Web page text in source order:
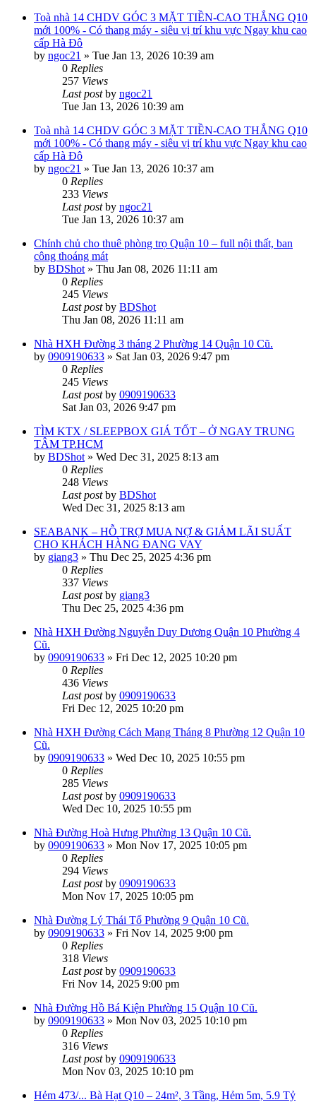
Toà nhà 14 CHDV GÓC 3 MẶT TIỀN-CAO THẮNG Q10
mới 100% - Có thang máy - siêu vị trí khu vực Ngay khu cao
cấp Hà Đô
by ngoc21 » Tue Jan 13, 2026 10:39 am
0 Replies
257 Views
Last postby ngoc21
Tue Jan 13, 2026 10:39 am
Toà nhà 14 CHDV GÓC 3 MẶT TIỀN-CAO THẮNG Q10
mới 100% - Có thang máy - siêu vị trí khu vực Ngay khu cao
cấp Hà Đô
by ngoc21 » Tue Jan 13, 2026 10:37 am
0 Replies
233 Views
Last postby ngoc21
Tue Jan 13, 2026 10:37 am
Chính chủ cho thuê phòng trọ Quận 10 – full nội thất, ban
công thoáng mát
by BDShot » Thu Jan 08, 2026 11:11 am
0 Replies
245 Views
Last postby BDShot
Thu Jan 08, 2026 11:11 am
Nhà HXH Đường 3 tháng 2 Phường 14 Quận 10 Cũ.
by 0909190633 » Sat Jan 03, 2026 9:47 pm
0 Replies
245 Views
Last postby 0909190633
Sat Jan 03, 2026 9:47 pm
TÌM KTX / SLEEPBOX GIÁ TỐT – Ở NGAY TRUNG
TÂM TP.HCM
by BDShot » Wed Dec 31, 2025 8:13 am
0 Replies
248 Views
Last postby BDShot
Wed Dec 31, 2025 8:13 am
SEABANK – HỖ TRỢ MUA NỢ & GIẢM LÃI SUẤT
CHO KHÁCH HÀNG ĐANG VAY
by giang3 » Thu Dec 25, 2025 4:36 pm
0 Replies
337 Views
Last postby giang3
Thu Dec 25, 2025 4:36 pm
Nhà HXH Đường Nguyễn Duy Dương Quận 10 Phường 4
Cũ.
by 0909190633 » Fri Dec 12, 2025 10:20 pm
0 Replies
436 Views
Last postby 0909190633
Fri Dec 12, 2025 10:20 pm
Nhà HXH Đường Cách Mạng Tháng 8 Phường 12 Quận 10
Cũ.
by 0909190633 » Wed Dec 10, 2025 10:55 pm
0 Replies
285 Views
Last postby 0909190633
Wed Dec 10, 2025 10:55 pm
Nhà Đường Hoà Hưng Phường 13 Quận 10 Cũ.
by 0909190633 » Mon Nov 17, 2025 10:05 pm
0 Replies
294 Views
Last postby 0909190633
Mon Nov 17, 2025 10:05 pm
Nhà Đường Lý Thái Tổ Phường 9 Quận 10 Cũ.
by 0909190633 » Fri Nov 14, 2025 9:00 pm
0 Replies
318 Views
Last postby 0909190633
Fri Nov 14, 2025 9:00 pm
Nhà Đường Hồ Bá Kiện Phường 15 Quận 10 Cũ.
by 0909190633 » Mon Nov 03, 2025 10:10 pm
0 Replies
316 Views
Last postby 0909190633
Mon Nov 03, 2025 10:10 pm
Hẻm 473/... Bà Hạt Q10 – 24m², 3 Tầng, Hẻm 5m, 5.9 Tỷ